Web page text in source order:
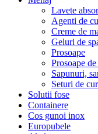
Lavete
Agenti de
Creme de
Geluri de
Prosoape
Prosoape
Sapunuri,
Seturi de
Solutii fose
Containere
Cos gunoi inox
Europubele